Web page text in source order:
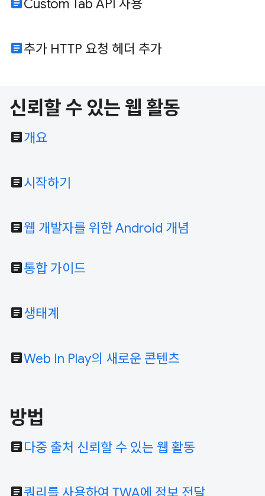
article Custom Tab API 사용
article추가 HTTP 요청 헤더 추가
신뢰할 수 있는 웹 활동
article개요
article시작하기
article웹 개발자를 위한 Android 개념
article통합 가이드
article생태계
articleWeb In Play의 새로운 콘텐츠
방법
article 다중 출처 신뢰할 수 있는 웹 활동
article쿼리를 사용하여 TWA에 정보 전달